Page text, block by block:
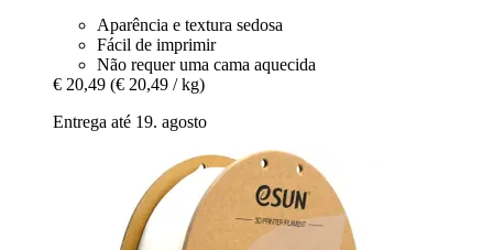
Aparência e textura sedosa
Fácil de imprimir
Não requer uma cama aquecida
€ 20,49 (€ 20,49 / kg)
Entrega até 19. agosto